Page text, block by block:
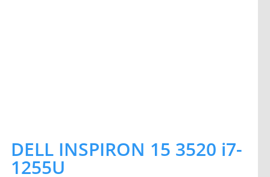
DELL INSPIRON 15 3520 i7-
1255U